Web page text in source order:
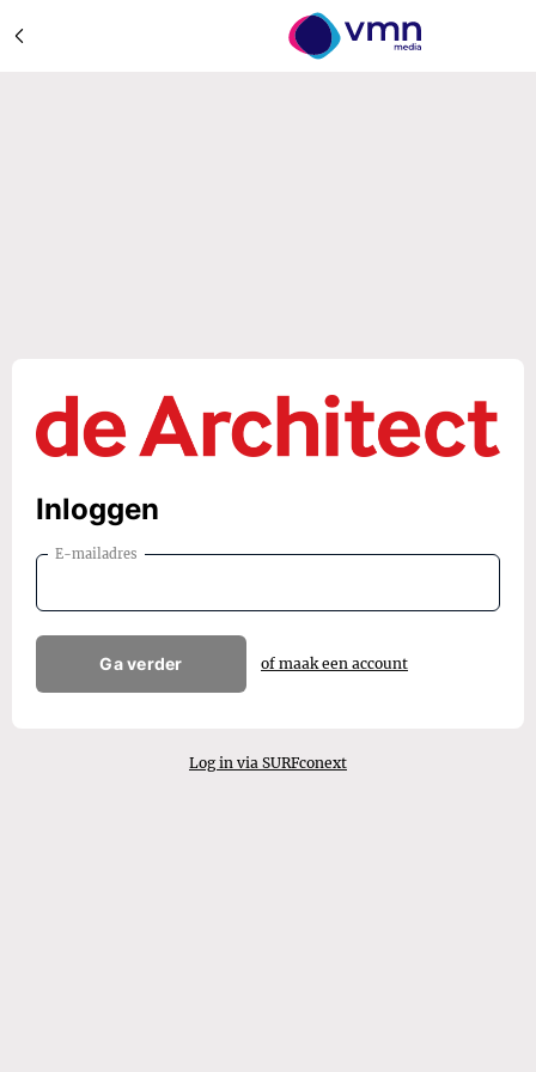
Inloggen
E-mailadres
Ga verder of maak een account
Log in via SURFconext